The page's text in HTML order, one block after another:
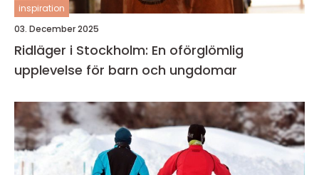
inspiration
03. December 2025
Ridläger i Stockholm: En oförglömlig
upplevelse för barn och ungdomar